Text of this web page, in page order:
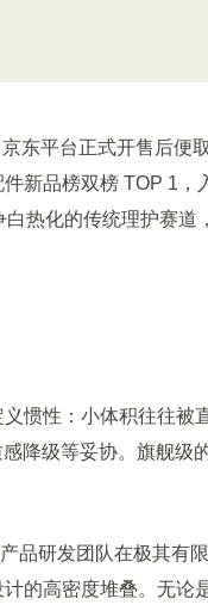
平台正式开售后便
新品榜双榜 TOP 1，
热化的传统理护赛道
性：小体积往往被
降级等妥协。旗舰级
研发团队在极其有限
的高密度堆叠。无论